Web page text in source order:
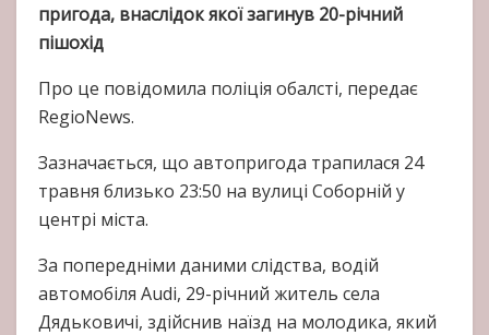
пригода, внаслідок якої загинув 20-річний
пішохід
Про це повідомила поліція обалсті, передає
RegioNews.
Зазначається, що автопригода трапилася 24
травня близько 23:50 на вулиці Соборній у
центрі міста.
За попередніми даними слідства, водій
автомобіля Audi, 29-річний житель села
Дядьковичі, здійснив наїзд на молодика, який